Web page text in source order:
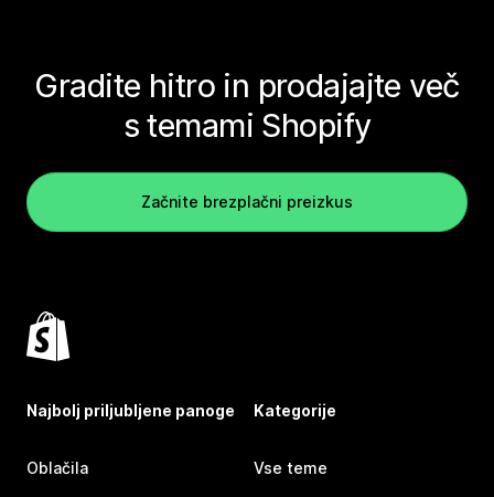
Gradite hitro in prodajajte več
s temami Shopify
Začnite brezplačni preizkus
Najbolj priljubljene panoge
Oblačila
Kategorije
Vse teme